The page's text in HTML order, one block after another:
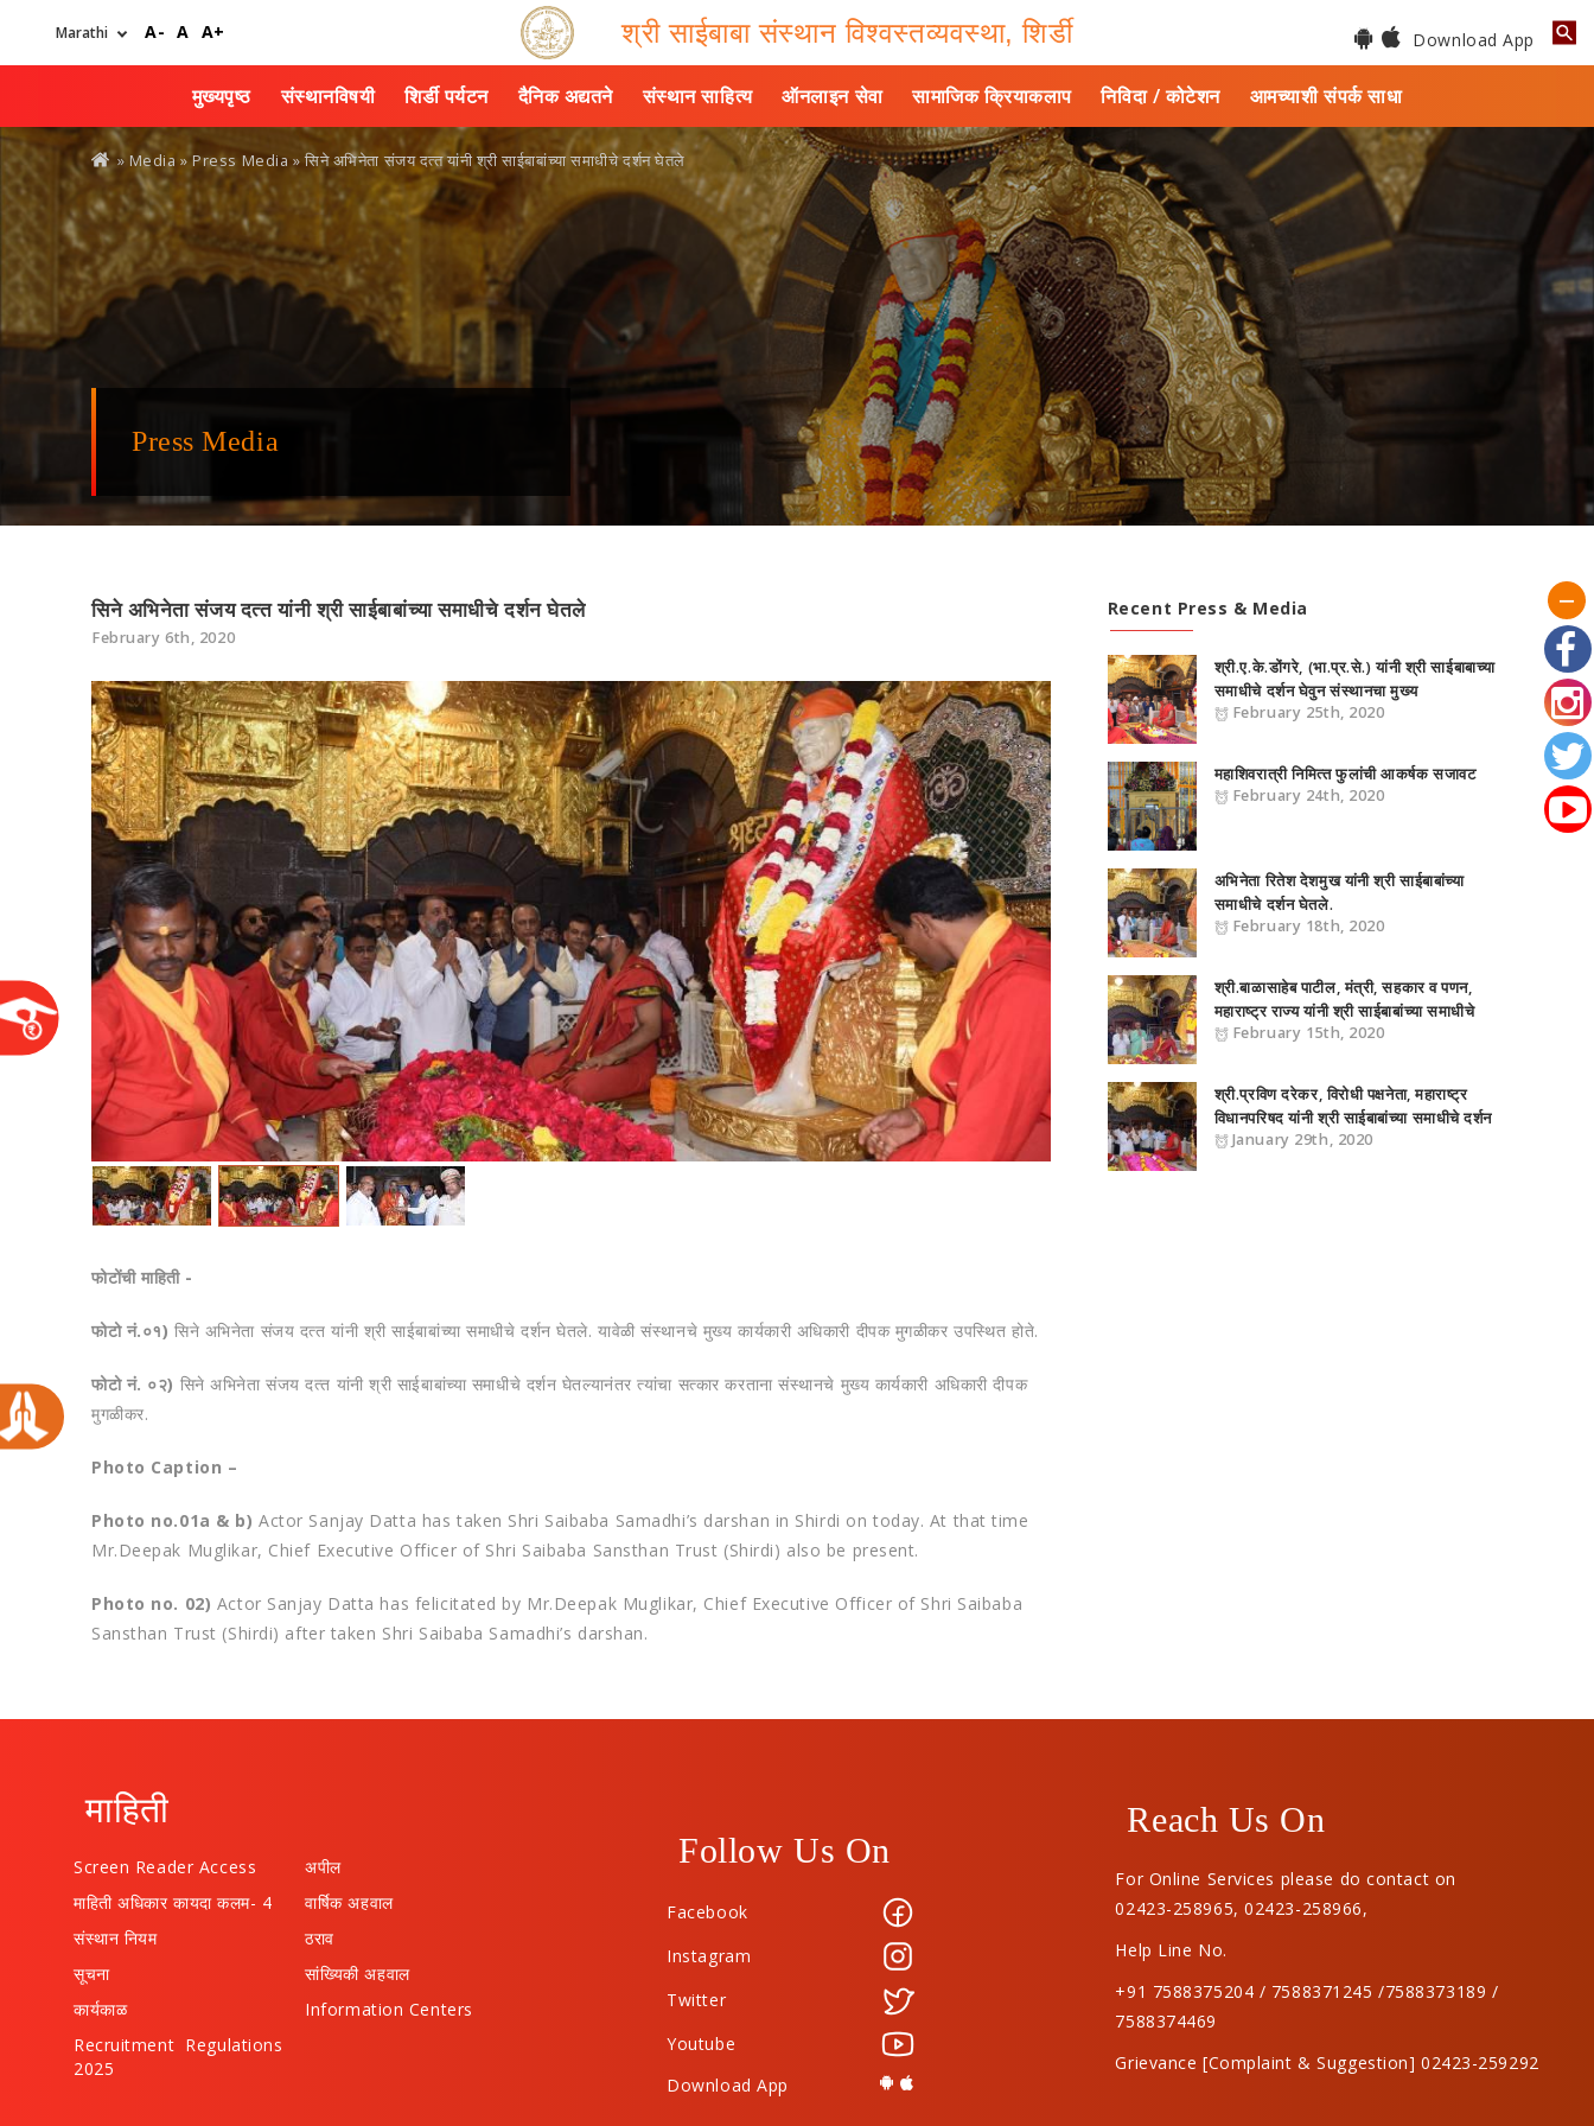
A- A A+ श्री साईबाबा संस्थान विश्वस्तव्यवस्था, शिर्डी Download App
मुख्यपृष्ठ संस्थानविषयी शिर्डी पर्यटन दैनिक अद्यतने संस्थान साहित्य ऑनलाइन सेवा सामाजिक क्रियाकलाप निविदा / कोटेशन आमच्याशी संपर्क साधा
You
are
here
» Media »Press Media » सिने अभिनेता संजय दत्‍त यांनी श्री साईबाबांच्या समाधीचे दर्शन घेतले
Press Media
सिने अभिनेता संजय दत्‍त यांनी श्री साईबाबांच्या समाधीचे दर्शन घेतले
February 6th, 2020
फोटोंची माहिती -
फोटो नं.०१) सिने अभिनेता संजय दत्‍त यांनी श्री साईबाबांच्या समाधीचे दर्शन घेतले. यावेळी संस्‍थानचे मुख्‍य कार्यकारी अधिकारी दीपक मुगळीकर उपस्थित होते.
फोटो नं. ०२) सिने अभिनेता संजय दत्‍त यांनी श्री साईबाबांच्या समाधीचे दर्शन घेतल्‍यानंतर त्‍यांचा सत्कार करताना संस्‍थानचे मुख्‍य कार्यकारी अधिकारी दीपक
मुगळीकर.
Photo Caption –
Photo no.01a & b) Actor Sanjay Datta has taken Shri Saibaba Samadhi’s darshan in Shirdi on today. At that time
Mr.Deepak Muglikar, Chief Executive Officer of Shri Saibaba Sansthan Trust (Shirdi) also be present.
Photo no. 02) Actor Sanjay Datta has felicitated by Mr.Deepak Muglikar, Chief Executive Officer of Shri Saibaba
Sansthan Trust (Shirdi) after taken Shri Saibaba Samadhi’s darshan.
Recent Press & Media
श्री.ए.के.डोंगरे, (भा.प्र.से.) यांनी श्री साईबाबाच्या
समाधीचे दर्शन घेवुन संस्‍थानचा मुख्‍य
February 25th, 2020
महाशिवरात्री निमित्‍त फुलांची आकर्षक सजावट
February 24th, 2020
अभिनेता रितेश देशमुख यांनी श्री साईबाबांच्या
समाधीचे दर्शन घेतले.
February 18th, 2020
श्री.बाळासाहे‍ब पाटील, मंत्री, सहकार व पणन,
महाराष्‍ट्र राज्‍य यांनी श्री साईबाबांच्या समाधीचे
February 15th, 2020
श्री.प्रविण दरेकर, विरोधी पक्षनेता, महाराष्‍ट्र
विधानपरिषद यांनी श्री साईबाबांच्या समाधीचे दर्शन
January 29th, 2020
माहिती
Screen Reader Access
अपील
माहिती अधिकार कायदा कलम- 4
वार्षिक अहवाल
संस्थान नियम
ठराव
सूचना
सांख्यिकी अहवाल
कार्यकाळ
Information Centers
Recruitment Regulations
2025
Follow Us On
Facebook
Instagram
Twitter
Youtube
Download App
Reach Us On
For Online Services please do contact on
02423-258965,02423-258966,
Help Line No.
+91 7588375204 / 7588371245 /7588373189 /
7588374469
Grievance [Complaint & Suggestion] 02423-259292